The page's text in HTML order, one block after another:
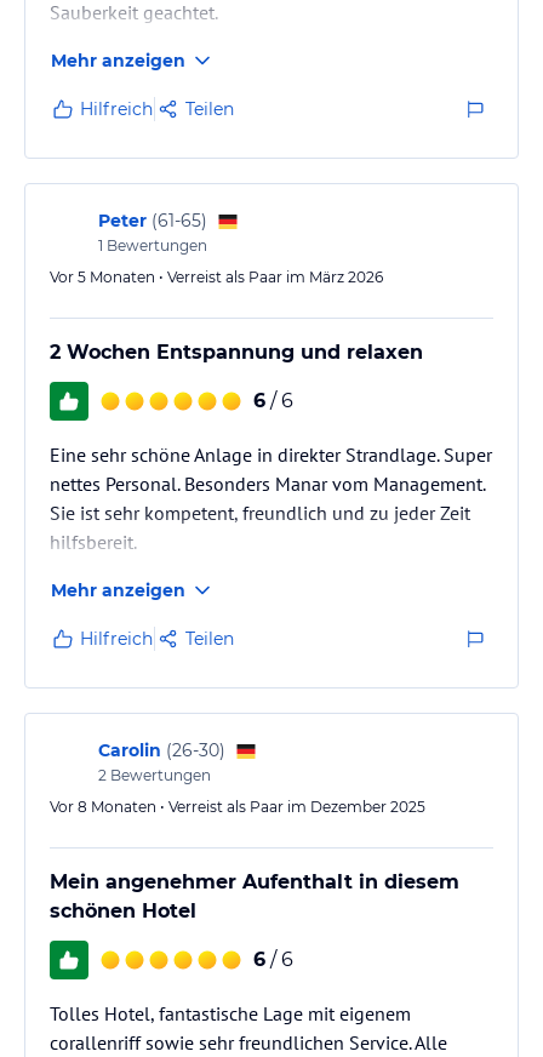
• 24-Stunden-Rezeption
• Zimmerservice (gegen Gebühr)
• Parkplatz
• WI-FI Internetzugang
• Taxiservice (gegen Gebühr)
• Shuttlebus nach Naama Bay: Zweimal
ein Tag kostenlos
• Babysitter (gegen Gebühr)
• Einkaufszentrum
• Schönheitssalon
Hinweis:
Hoteliers-/Veranstalter-/Kataloginformationen. Alle Angaben
ohne Gewähr und ohne Prüfung durch HolidayCheck. Bitte
lies vor der Buchung die verbindlichen Angebotsdetailsdes
jeweiligen Veranstalters.
Sauberkeit geachtet.
Mehr anzeigen
Hilfreich Teilen
Peter (61-65)
1 Bewertungen
Vor 5 Monaten • Verreist als Paar im März 2026
2 Wochen Entspannung und relaxen
6 / 6
Eine sehr schöne Anlage in direkter Strandlage. Super
nettes Personal. Besonders Manar vom Management.
Sie ist sehr kompetent, freundlich und zu jeder Zeit
hilfsbereit.
Mehr anzeigen
Hilfreich Teilen
Carolin (26-30)
2 Bewertungen
Vor 8 Monaten • Verreist als Paar im Dezember 2025
Mein angenehmer Aufenthalt in diesem
schönen Hotel
6 / 6
Tolles Hotel, fantastische Lage mit eigenem
corallenriff sowie sehr freundlichen Service. Alle